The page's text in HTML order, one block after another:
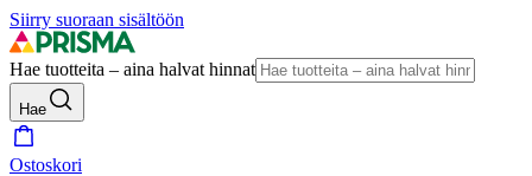
Siirry suoraan sisältöön
Hae tuotteita – aina halvat hinnat
Hae
Ostoskori